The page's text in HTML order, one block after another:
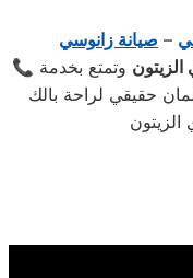
– صيانة زانوسي
📞 وتمتع بخدمة
الزيتون